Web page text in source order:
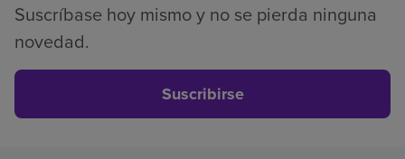
Suscríbase hoy mismo y no se pierda ninguna
novedad.
Suscribirse